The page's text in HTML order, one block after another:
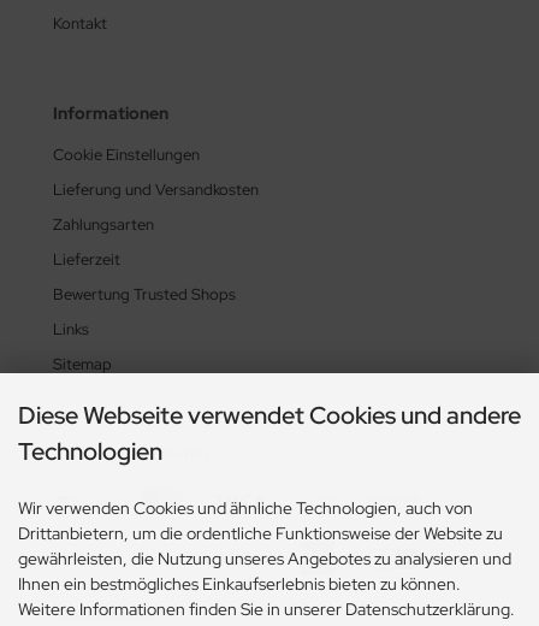
Kontakt
Informationen
Cookie Einstellungen
Lieferung und Versandkosten
Zahlungsarten
Lieferzeit
Bewertung Trusted Shops
Links
Sitemap
Zahlungsmethoden
Social Media
Diese Webseite verwendet Cookies und andere
Technologien
Wir verwenden Cookies und ähnliche Technologien, auch von
Drittanbietern, um die ordentliche Funktionsweise der Website zu
gewährleisten, die Nutzung unseres Angebotes zu analysieren und
Ihnen ein bestmögliches Einkaufserlebnis bieten zu können.
Weitere Informationen finden Sie in unserer Datenschutzerklärung.